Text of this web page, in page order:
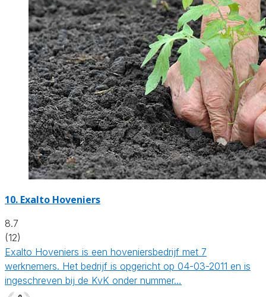
10. Exalto Hoveniers
8.7
(12)
Exalto Hoveniers is een hoveniersbedrijf met 7
werknemers. Het bedrijf is opgericht op 04-03-2011 en is
ingeschreven bij de KvK onder nummer…